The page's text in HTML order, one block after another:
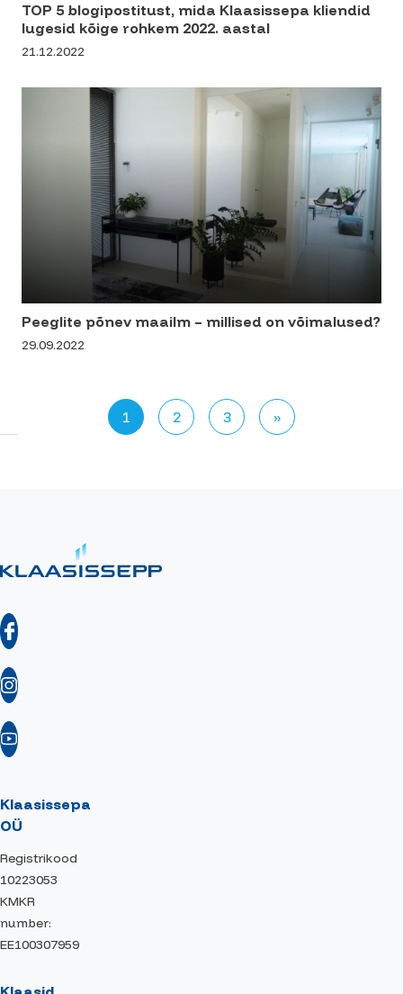
TOP 5 blogipostitust, mida Klaasissepa kliendid
lugesid kõige rohkem 2022. aastal
21.12.2022
Peeglite põnev maailm – millised on võimalused?
29.09.2022
1 2 3 »
Klaasissepa
OÜ
Registrikood
10223053
KMKR
number:
EE100307959